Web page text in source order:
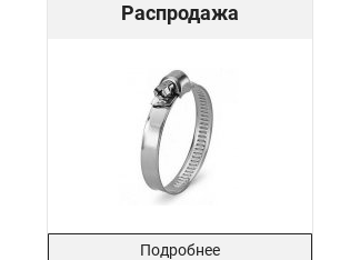
Распродажа
Подробнее